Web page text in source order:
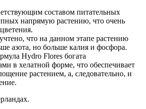
составом питательных
напрямую растению, что очень
что на данном этапе растению
азота, но больше калия и фосфора.
Hydro Flores богата
в хелатной форме, что обеспечивает
растением, а, следовательно, и